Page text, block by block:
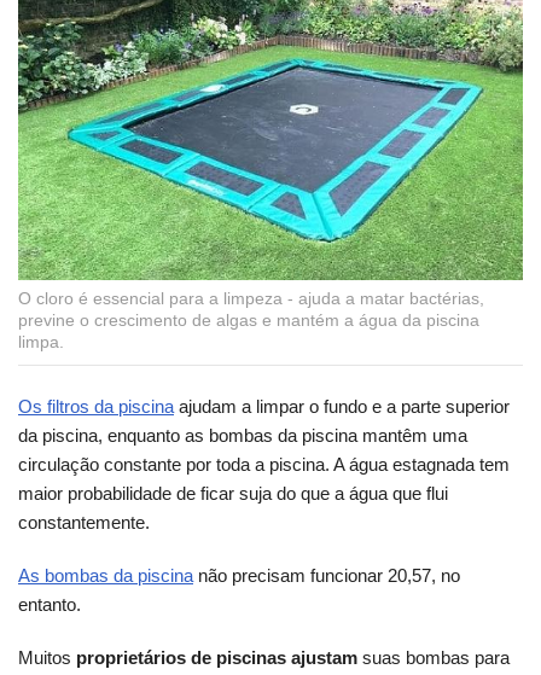
O cloro é essencial para a limpeza - ajuda a matar bactérias,
previne o crescimento de algas e mantém a água da piscina
limpa.
Os filtros da piscinaajudam a limpar o fundo e a parte superior
da piscina, enquanto as bombas da piscina mantêm uma
circulação constante por toda a piscina. A água estagnada tem
maior probabilidade de ficar suja do que a água que flui
constantemente.
As bombas da piscinanão precisam funcionar 20,57, no
entanto.
Muitos proprietários de piscinas ajustam suas bombas para